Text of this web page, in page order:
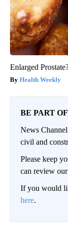
Enlarged
Health Weekly
BE PART
News
civil and
Please keep
can review
If you would
here.